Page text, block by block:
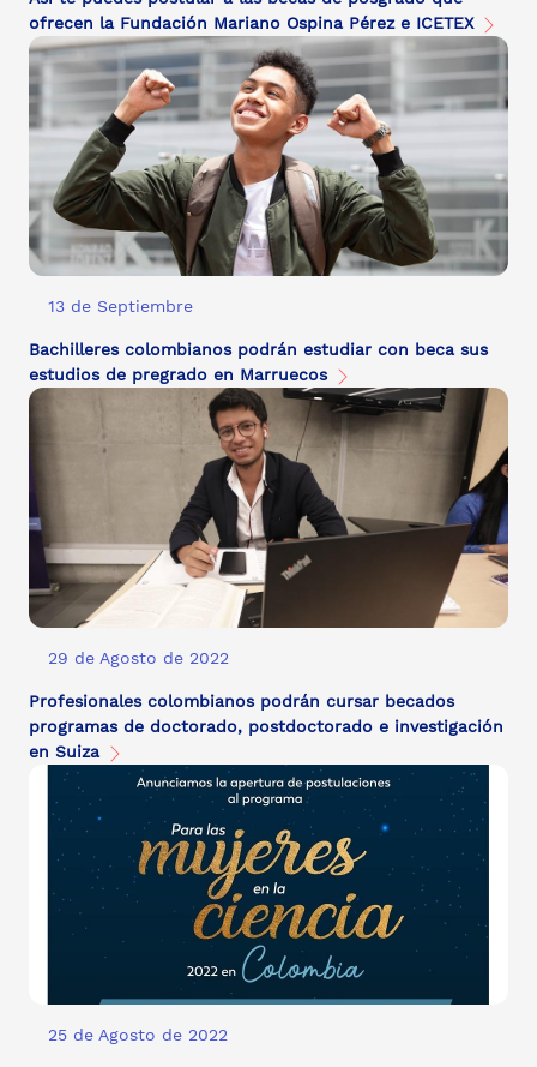
ofrecen la Fundación Mariano Ospina Pérez e ICETEX
13 de Septiembre
Bachilleres colombianos podrán estudiar con beca sus
estudios de pregrado en Marruecos
29 de Agosto de 2022
Profesionales colombianos podrán cursar becados
programas de doctorado, postdoctorado e investigación
en Suiza
25 de Agosto de 2022